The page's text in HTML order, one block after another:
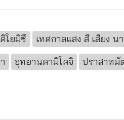
โยมิซึ เทศกาลแสง สี เสียง น
อุทยานคามิโคจิ ปราสาทมั